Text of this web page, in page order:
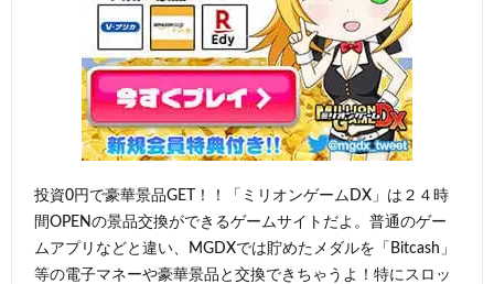
投資0円で豪華景品GET！！「ミリオンゲームDX」は２４時
間OPENの景品交換ができるゲームサイトだよ。普通のゲー
ムアプリなどと違い、MGDXでは貯めたメダルを「Bitcash」
等の電子マネーや豪華景品と交換できちゃうよ！特にスロッ